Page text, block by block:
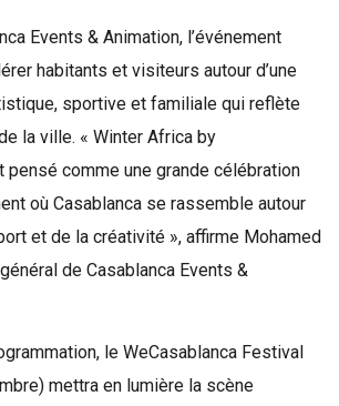
Events & Animation, l’événement
habitants et visiteurs autour d’une
sportive et familiale qui reflète
la ville. « Winter Africa by
pensé comme une grande célébration
où Casablanca se rassemble autour
et de la créativité », affirme Mohamed
de Casablanca Events &
le WeCasablanca Festival
mettra en lumière la scène